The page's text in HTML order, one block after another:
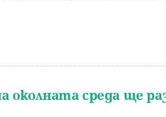
среда ще